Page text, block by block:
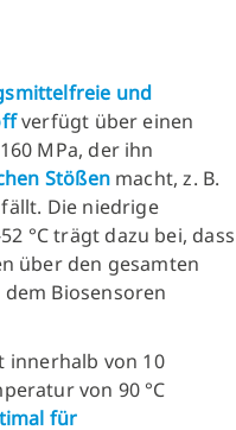
und
verfügt über einen
MPa, der ihn
Stößenmacht, z. B.
Die niedrige
°C trägt dazu bei, dass
über den gesamten
Biosensoren
innerhalb von 10
von 90 °C
für